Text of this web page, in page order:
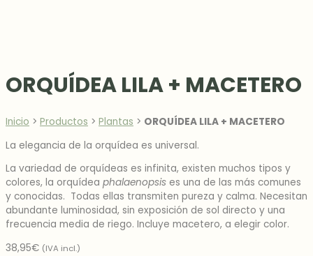
ORQUÍDEA LILA + MACETERO
Inicio > Productos > Plantas > ORQUÍDEA LILA + MACETERO
La elegancia de la orquídea es universal.
La variedad de orquídeas es infinita, existen muchos tipos y
colores, la orquídea phalaenopsis es una de las más comunes
y conocidas. Todas ellas transmiten pureza y calma. Necesitan
abundante luminosidad, sin exposición de sol directo y una
frecuencia media de riego. Incluye macetero, a elegir color.
38,95€ (IVA incl.)